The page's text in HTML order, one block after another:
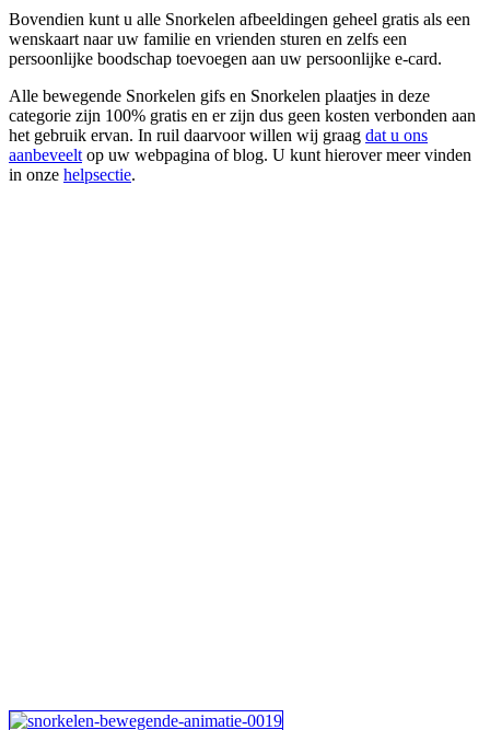
Bovendien kunt u alle Snorkelen afbeeldingen geheel gratis als een
wenskaart naar uw familie en vrienden sturen en zelfs een
persoonlijke boodschap toevoegen aan uw persoonlijke e-card.
Alle bewegende Snorkelen gifs en Snorkelen plaatjes in deze
categorie zijn 100% gratis en er zijn dus geen kosten verbonden aan
het gebruik ervan. In ruil daarvoor willen wij graag dat u ons
aanbeveelt op uw webpagina of blog. U kunt hierover meer vinden
in onze helpsectie.